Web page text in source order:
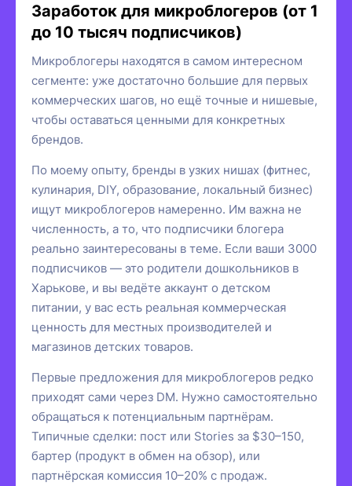
Заработок для микроблогеров (от 1
до 10 тысяч подписчиков)
Микроблогеры находятся в самом интересном
сегменте: уже достаточно большие для первых
коммерческих шагов, но ещё точные и нишевые,
чтобы оставаться ценными для конкретных
брендов.
По моему опыту, бренды в узких нишах (фитнес,
кулинария, DIY, образование, локальный бизнес)
ищут микроблогеров намеренно. Им важна не
численность, а то, что подписчики блогера
реально заинтересованы в теме. Если ваши 3000
подписчиков — это родители дошкольников в
Харькове, и вы ведёте аккаунт о детском
питании, у вас есть реальная коммерческая
ценность для местных производителей и
магазинов детских товаров.
Первые предложения для микроблогеров редко
приходят сами через DM. Нужно самостоятельно
обращаться к потенциальным партнёрам.
Типичные сделки: пост или Stories за $30–150,
бартер (продукт в обмен на обзор), или
партнёрская комиссия 10–20% с продаж.